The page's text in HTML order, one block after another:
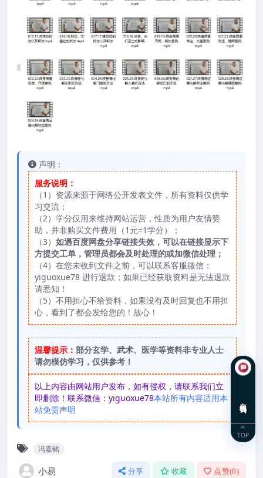
声明：
服务说明：
（1）资源来源于网络公开发表文件，所有资料仅供学
习交流；
（2）学分仅用来维持网站运营，性质为用户友情赞
助，并非购买文件费用（1元=1学分）；
（3） 如遇百度网盘分享链接失效，可以在链接显示下
方提交工单，管理员都会及时处理的或加微信处理；
（4）在您未收到文件之前，可以联系客服微信：
yiguoxue78 进行退款；如果已经获取资料是无法退款
请悉知！
（5）不用担心不给资料，如果没有及时回复也不用担
心，看到了都会发给您的！放心！
温馨提示： 部分玄学、武术、医学等资料非专业人士
请勿模仿学习，仅供参考！
以上内容由网站用户发布，如有侵权，请联系我们立
即删除！联系微信：yiguoxue78本站所有内容适用本
站免责声明
冯嘉铭
小易 分享 收藏 点赞(0)
TOP